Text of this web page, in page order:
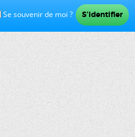
Se souvenir de moi ?